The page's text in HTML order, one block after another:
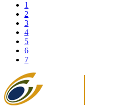
1
2
3
4
5
6
7